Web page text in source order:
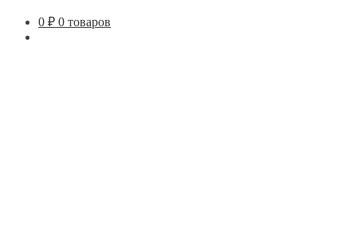
0 ₽ 0 товаров